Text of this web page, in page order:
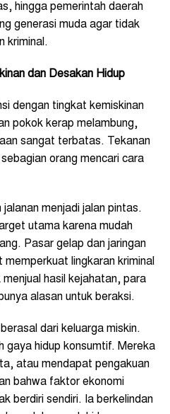
hingga pemerintah daerah
generasi muda agar tidak
kriminal.
dan Desakan Hidup
dengan tingkat kemiskinan
pokok kerap melambung,
sangat terbatas. Tekanan
orang mencari cara
menjadi jalan pintas.
utama karena mudah
Pasar gelap dan jaringan
lingkaran kriminal
hasil kejahatan, para
alasan untuk beraksi.
dari keluarga miskin.
gaya hidup konsumtif. Mereka
atau mendapat pengakuan
bahwa faktor ekonomi
berdiri sendiri. Ia berkelindan